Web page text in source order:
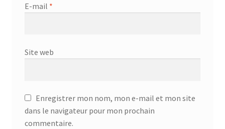
E-mail *
Site web
Enregistrer mon nom, mon e-mail et mon site
dans le navigateur pour mon prochain
commentaire.